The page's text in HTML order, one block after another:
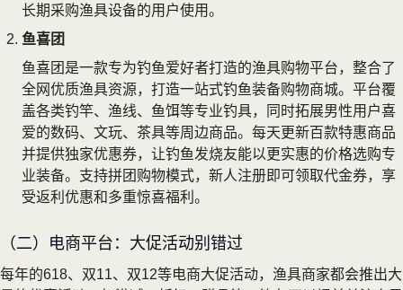
长期采购渔具设备的用户使用。
鱼喜团
鱼喜团是一款专为钓鱼爱好者打造的渔具购物平台，整合了
全网优质渔具资源，打造一站式钓鱼装备购物商城。平台覆
盖各类钓竿、渔线、鱼饵等专业钓具，同时拓展男性用户喜
爱的数码、文玩、茶具等周边商品。每天更新百款特惠商品
并提供独家优惠券，让钓鱼发烧友能以更实惠的价格选购专
业装备。支持拼团购物模式，新人注册即可领取代金券，享
受返利优惠和多重惊喜福利。
（二）电商平台：大促活动别错过
每年的618、双11、双12等电商大促活动，渔具商家都会推出大